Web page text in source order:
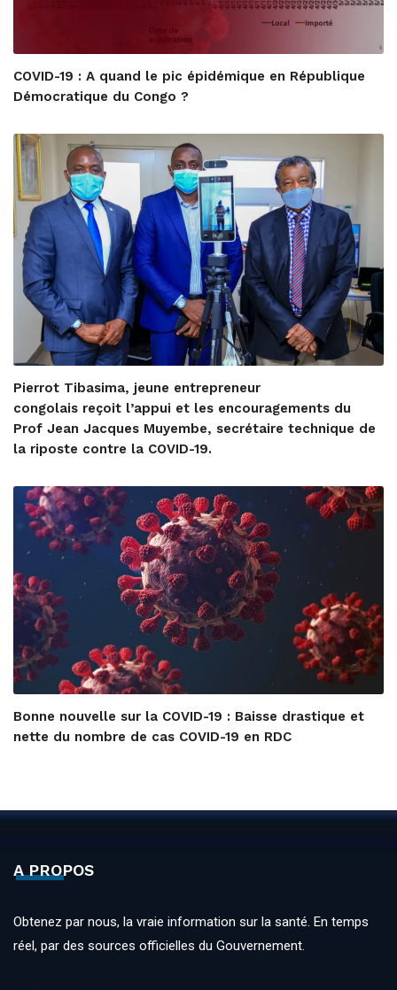
COVID-19 : A quand le pic épidémique en République
Démocratique du Congo ?
Pierrot Tibasima, jeune entrepreneur
congolais reçoit l’appui et les encouragements du
Prof Jean Jacques Muyembe, secrétaire technique de
la riposte contre la COVID-19.
Bonne nouvelle sur la COVID-19 : Baisse drastique et
nette du nombre de cas COVID-19 en RDC
A PROPOS
Obtenez par nous, la vraie information sur la santé. En temps
réel, par des sources officielles du Gouvernement.